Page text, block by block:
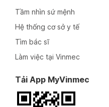
Tầm nhìn sứ mệnh
Hệ thống cơ sở y tế
Tìm bác sĩ
Làm việc tại Vinmec
Tải App MyVinmec